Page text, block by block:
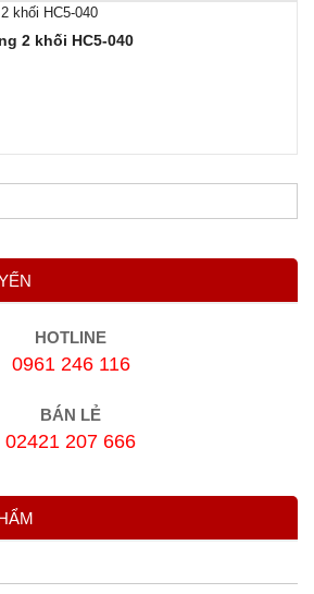
2 khối HC5-040
HOTLINE
0961 246 116
BÁN LẺ
02421 207 666